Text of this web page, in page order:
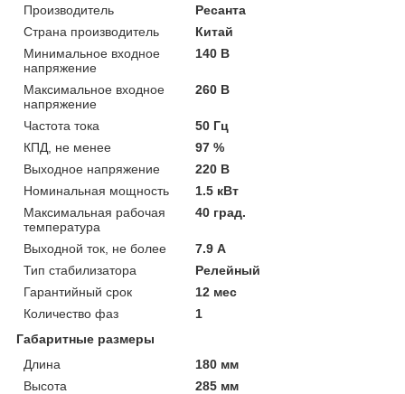
Производитель
Ресанта
Страна производитель
Китай
Минимальное входное
напряжение
140 В
Максимальное входное
напряжение
260 В
Частота тока
50 Гц
КПД, не менее
97 %
Выходное напряжение
220 В
Номинальная мощность
1.5 кВт
Максимальная рабочая
температура
40 град.
Выходной ток, не более
7.9 А
Тип стабилизатора
Релейный
Гарантийный срок
12 мес
Количество фаз
1
Габаритные размеры
Длина
180 мм
Высота
285 мм